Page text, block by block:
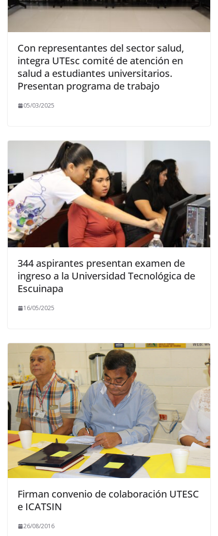
Con representantes del sector salud,
integra UTEsc comité de atención en
salud a estudiantes universitarios.
Presentan programa de trabajo
05/03/2025
344 aspirantes presentan examen de
ingreso a la Universidad Tecnológica de
Escuinapa
16/05/2025
Firman convenio de colaboración UTESC
e ICATSIN
26/08/2016